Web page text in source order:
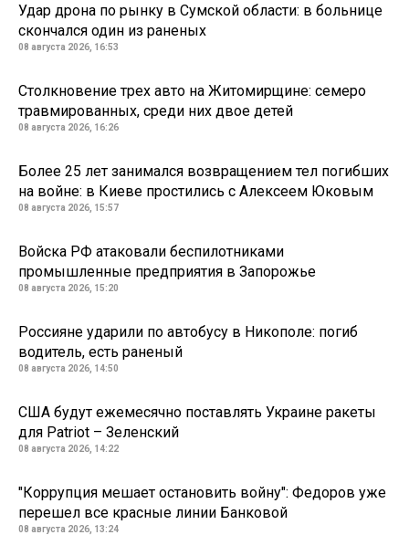
Удар дрона по рынку в Сумской области: в больнице
скончался один из раненых
08 августа 2026, 16:53
Столкновение трех авто на Житомирщине: семеро
травмированных, среди них двое детей
08 августа 2026, 16:26
Более 25 лет занимался возвращением тел погибших
на войне: в Киеве простились с Алексеем Юковым
08 августа 2026, 15:57
Войска РФ атаковали беспилотниками
промышленные предприятия в Запорожье
08 августа 2026, 15:20
Россияне ударили по автобусу в Никополе: погиб
водитель, есть раненый
08 августа 2026, 14:50
США будут ежемесячно поставлять Украине ракеты
для Patriot – Зеленский
08 августа 2026, 14:22
"Коррупция мешает остановить войну": Федоров уже
перешел все красные линии Банковой
08 августа 2026, 13:24